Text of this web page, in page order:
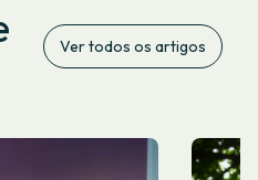
Ver todos os artigos